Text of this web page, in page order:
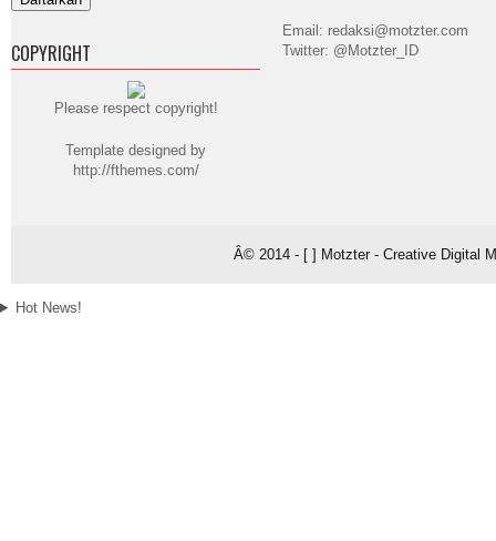
COPYRIGHT
Please respect copyright!
Template designed by
http://fthemes.com/
Email: redaksi@motzter.com
Twitter: @Motzter_ID
Â© 2014 - [ ] Motzter - Creative Digital
Hot News!